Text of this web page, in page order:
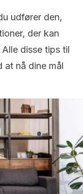
udfører den,
der kan
disse tips til
nå dine mål